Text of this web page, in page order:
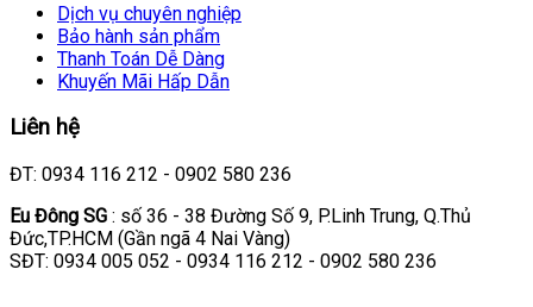
Dịch vụ chuyên nghiệp
Bảo hành sản phẩm
Thanh Toán Dễ Dàng
Khuyến Mãi Hấp Dẫn
Liên hệ
ĐT: 0934 116 212 - 0902 580 236
Eu Đông SG : số 36 - 38 Đường Số 9, P.Linh Trung, Q.Thủ
Đức,TP.HCM (Gần ngã 4 Nai Vàng)
SĐT: 0934 005 052 - 0934 116 212 - 0902 580 236